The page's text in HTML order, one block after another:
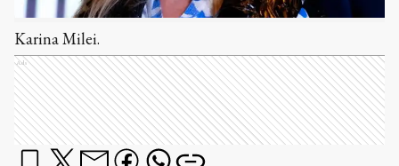
Karina Milei.
Ads